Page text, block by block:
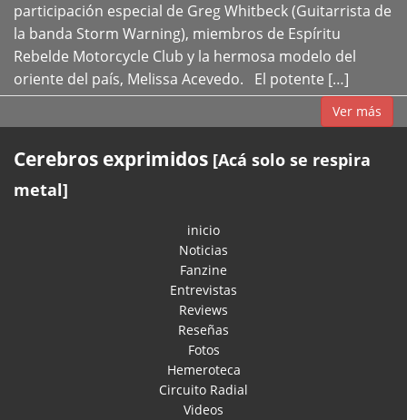
participación especial de Greg Whitbeck (Guitarrista de
la banda Storm Warning), miembros de Espíritu
Rebelde Motorcycle Club y la hermosa modelo del
oriente del país, Melissa Acevedo. El potente […]
Ver más
Cerebros exprimidos [Acá solo se respira
metal]
inicio
Noticias
Fanzine
Entrevistas
Reviews
Reseñas
Fotos
Hemeroteca
Circuito Radial
Videos